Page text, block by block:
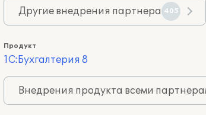
Другие внедрения партнера 405
Продукт
1С:Бухгалтерия 8
Внедрения продукта всеми